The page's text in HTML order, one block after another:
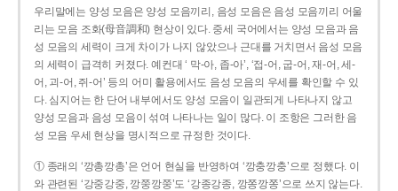
우리말에는 양성 모음은 양성 모음끼리, 음성 모음은 음성 모음끼리 어울
리는 모음 조화(母音調和) 현상이 있다. 중세 국어에서는 양성 모음과 음
성 모음의 세력이 크게 차이가 나지 않았으나 근대를 거치면서 음성 모음
의 세력이 급격히 커졌다. 예컨대 ‘ 막-아, 좁-아’, ‘접-어, 굽-어, 재-어, 세-
어, 괴-어, 쥐-어’ 등의 어미 활용에서도 음성 모음의 우세를 확인할 수 있
다. 심지어는 한 단어 내부에서도 양성 모음이 일관되게 나타나지 않고
양성 모음과 음성 모음이 섞여 나타나는 일이 많다. 이 조항은 그러한 음
성 모음 우세 현상을 명시적으로 규정한 것이다.
① 종래의 ‘깡총깡총’은 언어 현실을 반영하여 ‘깡충깡충’으로 정했다. 이
와 관련된 ‘강중강중, 깡쭝깡쭝’도 ‘강종강종, 깡쫑깡쫑’으로 쓰지 않는다.